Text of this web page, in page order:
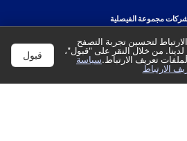
لتحسين تجربة التصفح
من خلال النقر على "قبول"،
تعريف الارتباط.سياسة
الارتباط
قبول